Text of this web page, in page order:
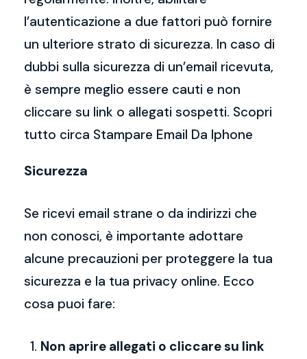
l’autenticazione a due fattori può fornire
un ulteriore strato di sicurezza. In caso di
dubbi sulla sicurezza di un’email ricevuta,
è sempre meglio essere cauti e non
cliccare su link o allegati sospetti. Scopri
tutto circa Stampare Email Da Iphone
Sicurezza
Se ricevi email strane o da indirizzi che
non conosci, è importante adottare
alcune precauzioni per proteggere la tua
sicurezza e la tua privacy online. Ecco
cosa puoi fare:
Non aprire allegati o cliccare su link